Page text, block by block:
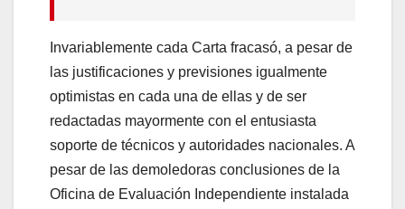
Invariablemente cada Carta fracasó, a pesar de
las justificaciones y previsiones igualmente
optimistas en cada una de ellas y de ser
redactadas mayormente con el entusiasta
soporte de técnicos y autoridades nacionales. A
pesar de las demoledoras conclusiones de la
Oficina de Evaluación Independiente instalada